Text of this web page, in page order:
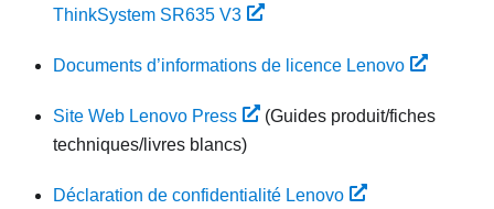
ThinkSystem SR635 V3
Documents d’informations de licence Lenovo
Site Web Lenovo Press
(Guides produit/fiches
techniques/livres blancs)
Déclaration de confidentialité Lenovo